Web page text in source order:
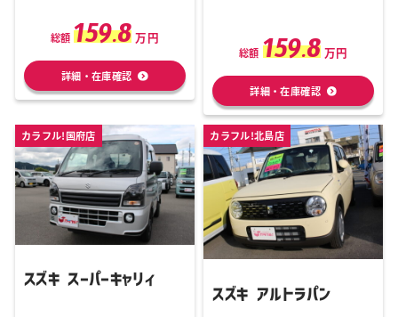
総額 159.8 万円
詳細・在庫確認
総額 159.8 万円
詳細・在庫確認
カラフル!国府店
スズキ スーパーキャリィ
カラフル!北島店
スズキ アルトラパン